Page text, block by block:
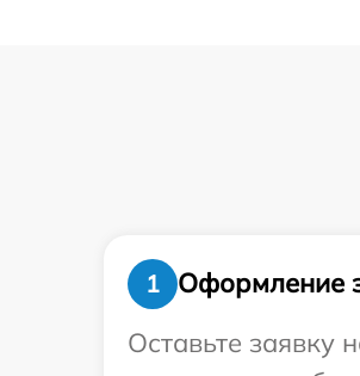
1
Оформление
Оставьте заявку